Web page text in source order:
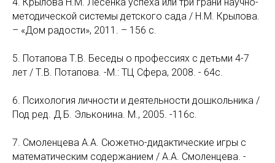
методической системы детского сада / Н.М. Крылова.
– «Дом радости», 2011. – 156 с.
5. Потапова Т.В. Беседы о профессиях с детьми 4-7
лет / Т.В. Потапова. -М.: ТЦ Сфера, 2008. - 64с.
6. Психология личности и деятельности дошкольника /
Под ред. Д.Б. Эльконина. М., 2005. -116с.
7. Смоленцева А.А. Сюжетно-дидактические игры с
математическим содержанием / А.А. Смоленцева. -